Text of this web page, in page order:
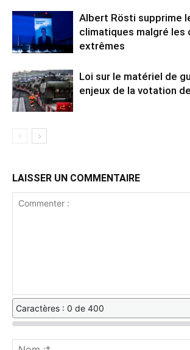
Albert Rösti supprime
climatiques malgré les
extrêmes
Loi sur le matériel de
enjeux de la votation
LAISSER UN COMMENTAIRE
Caractères : 0 de 400